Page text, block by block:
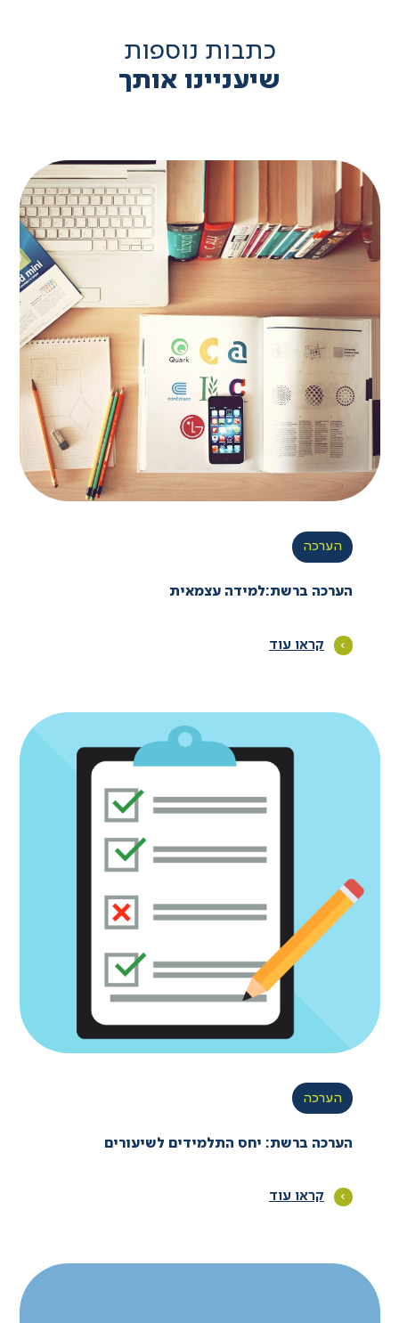
כתבות נוספות
שיעניינו אותך
הערכה
הערכה ברשת:למידה עצמאית
קראו עוד
הערכה
הערכה ברשת: יחס התלמידים לשיעורים
קראו עוד